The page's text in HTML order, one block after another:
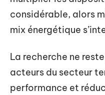
considérable, alors
mix énergétique
La recherche ne
acteurs du secteur
performance et